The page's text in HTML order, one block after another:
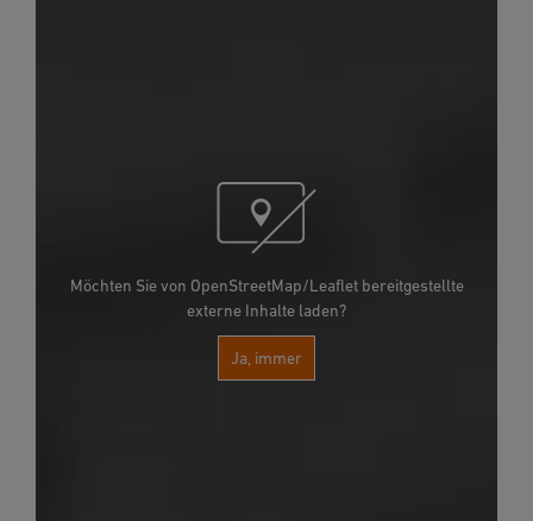
Möchten Sie von OpenStreetMap/Leaflet bereitgestellte
externe Inhalte laden?
Ja, immer